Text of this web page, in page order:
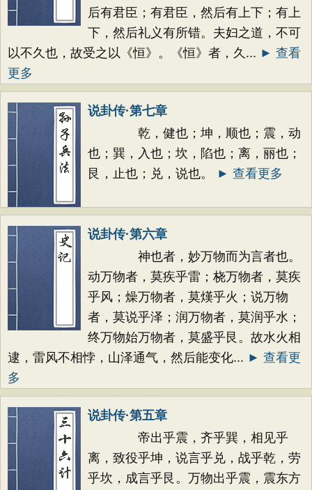
后有君臣；有君臣，然后有上下；有上
下，然后礼义有所错。夫妇之道，不可
以不久也，故受之以《恒》。《恒》者，久... ► 查看
更多
说卦传·第七章
乾，健也；坤，顺也；震，动
也；巽，入也；坎，陷也；离，丽也；
艮，止也；兑，说也。
► 查看更多
说卦传·第六章
神也者，妙万物而为言者也。
动万物者，莫疾乎雷；桡万物者，莫疾
乎风；燥万物者，莫熯乎火；说万物
者，莫说乎泽；润万物者，莫润乎水；
终万物始万物者，莫盛乎艮。故水火相
逮，雷风不相悖，山泽通气，然后能变化... ► 查看更
多
说卦传·第五章
帝出乎震，齐乎巽，相见乎
离，致役乎坤，说言乎兑，战乎乾，劳
乎坎，成言乎艮。万物出乎震，震东方